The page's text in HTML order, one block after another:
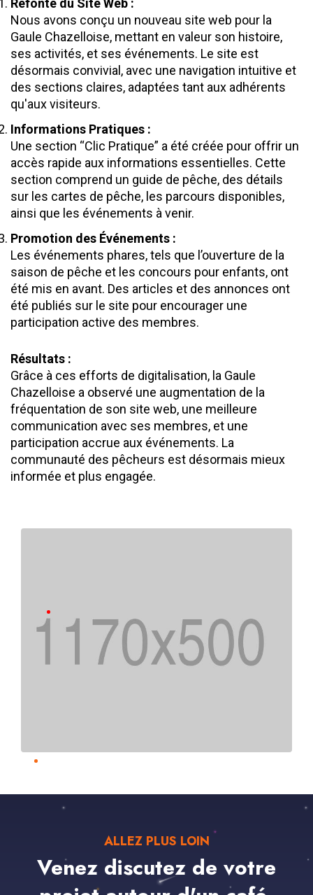
Refonte du Site Web :
Nous avons conçu un nouveau site web pour la
Gaule Chazelloise, mettant en valeur son histoire,
ses activités, et ses événements. Le site est
désormais convivial, avec une navigation intuitive et
des sections claires, adaptées tant aux adhérents
qu'aux visiteurs.
Informations Pratiques :
Une section “Clic Pratique” a été créée pour offrir un
accès rapide aux informations essentielles. Cette
section comprend un guide de pêche, des détails
sur les cartes de pêche, les parcours disponibles,
ainsi que les événements à venir.
Promotion des Événements :
Les événements phares, tels que l’ouverture de la
saison de pêche et les concours pour enfants, ont
été mis en avant. Des articles et des annonces ont
été publiés sur le site pour encourager une
participation active des membres.
Résultats :
Grâce à ces efforts de digitalisation, la Gaule
Chazelloise a observé une augmentation de la
fréquentation de son site web, une meilleure
communication avec ses membres, et une
participation accrue aux événements. La
communauté des pêcheurs est désormais mieux
informée et plus engagée.
ALLEZ PLUS LOIN
Venez discutez de votre